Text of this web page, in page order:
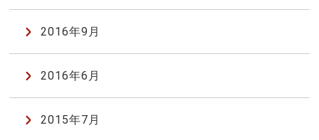
2016年9月
2016年6月
2015年7月